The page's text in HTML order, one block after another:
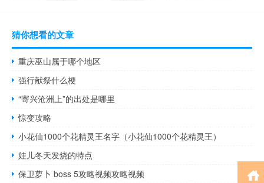
猜你想看的文章
重庆巫山属于哪个地区
强行献祭什么梗
“寄兴沧洲上”的出处是哪里
惊变攻略
小花仙1000个花精灵王名字（小花仙1000个花精灵王）
娃儿冬天发烧的特点
保卫萝卜 boss 5攻略视频攻略视频